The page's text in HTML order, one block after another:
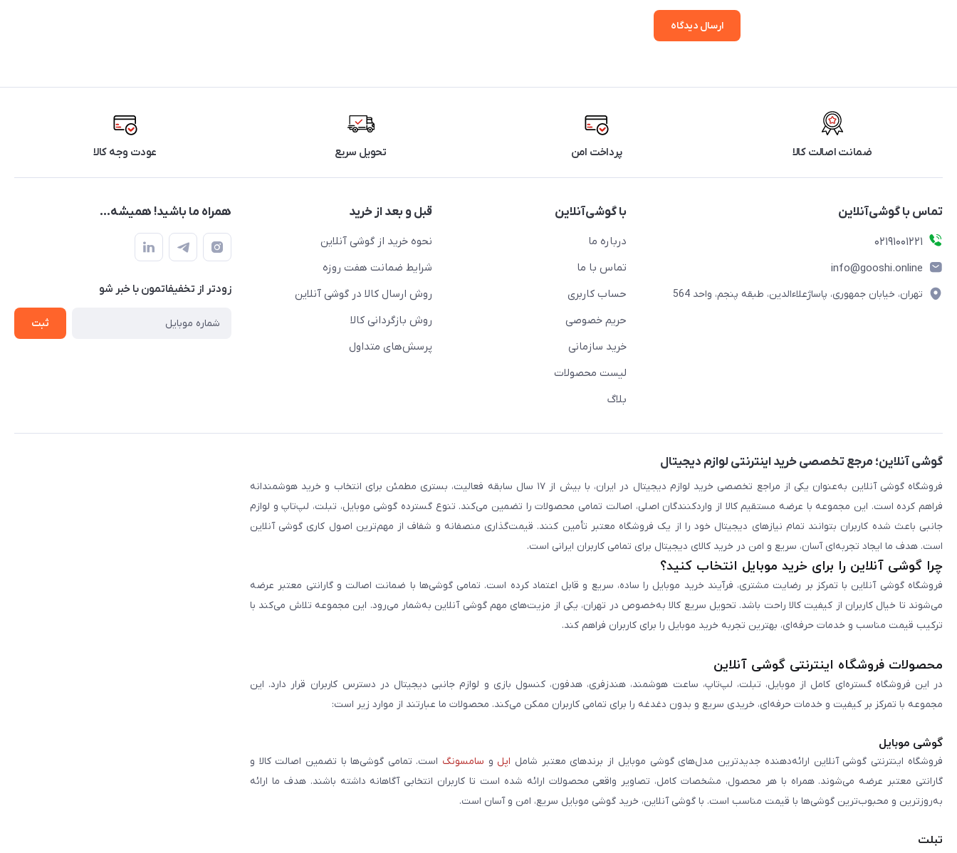
ارسال دیدگاه
ضمانت اصالت کالا پرداخت امن تحویل سریع عودت وجه کالا
تماس با گوشی‌آنلاین
۰۲۱91001221
info@gooshi.online
تهران، خیابان جمهوری، پاساژعلاءالدین، طبقه پنجم، واحد 564
با گوشی‌آنلاین
درباره ما
تماس با ما
حساب کاربری
حریم خصوصی
خرید سازمانی
لیست محصولات
بلاگ
قبل و بعد از خرید
نحوه خرید از گوشی آنلاین
شرایط ضمانت هفت روزه
روش ارسال کالا در گوشی آنلاین
روش بازگردانی کالا
پرسش‌های متداول
همراه ما باشید! همیشه...
زودتر از تخفیفاتمون با خبر شو
ثبت
گوشی آنلاین؛ مرجع تخصصی خرید اینترنتی لوازم دیجیتال
فروشگاه گوشی آنلاین به‌عنوان یکی از مراجع تخصصی خرید لوازم دیجیتال در ایران، با بیش از ۱۷ سال سابقه فعالیت، بستری مطمئن برای انتخاب و خرید هوشمندانه
فراهم کرده است. این مجموعه با عرضه مستقیم کالا از واردکنندگان اصلی، اصالت تمامی محصولات را تضمین می‌کند. تنوع گسترده گوشی موبایل، تبلت، لپ‌تاپ و لوازم
جانبی باعث شده کاربران بتوانند تمام نیازهای دیجیتال خود را از یک فروشگاه معتبر تأمین کنند. قیمت‌گذاری منصفانه و شفاف از مهم‌ترین اصول کاری گوشی آنلاین
است. هدف ما ایجاد تجربه‌ای آسان، سریع و امن در خرید کالای دیجیتال برای تمامی کاربران ایرانی است.
چرا گوشی آنلاین را برای خرید موبایل انتخاب کنید؟
فروشگاه گوشی آنلاین با تمرکز بر رضایت مشتری، فرآیند خرید موبایل را ساده، سریع و قابل اعتماد کرده است. تمامی گوشی‌ها با ضمانت اصالت و گارانتی معتبر عرضه
می‌شوند تا خیال کاربران از کیفیت کالا راحت باشد. تحویل سریع کالا به‌خصوص در تهران، یکی از مزیت‌های مهم گوشی آنلاین به‌شمار می‌رود. این مجموعه تلاش می‌کند با
ترکیب قیمت مناسب و خدمات حرفه‌ای، بهترین تجربه خرید موبایل را برای کاربران فراهم کند.
محصولات فروشگاه اینترنتی گوشی آنلاین
در این فروشگاه گستره‌ای کامل از موبایل، تبلت، لپ‌تاپ، ساعت هوشمند، هندزفری، هدفون، کنسول بازی و لوازم جانبی دیجیتال در دسترس کاربران قرار دارد. این
مجموعه با تمرکز بر کیفیت و خدمات حرفه‌ای، خریدی سریع و بدون دغدغه را برای تمامی کاربران ممکن می‌کند. محصولات ما عبارتند از موارد زیر است:
گوشی موبایل
فروشگاه اینترنتی گوشی آنلاین ارائه‌دهنده جدیدترین مدل‌های گوشی موبایل از برندهای معتبر شامل اپل و سامسونگ است. تمامی گوشی‌ها با تضمین اصالت کالا و
گارانتی معتبر عرضه می‌شوند. همراه با هر محصول، مشخصات کامل، تصاویر واقعی محصولات ارائه شده است تا کاربران انتخابی آگاهانه داشته باشند. هدف ما ارائه
به‌روزترین و محبوب‌ترین گوشی‌ها با قیمت مناسب است. با گوشی آنلاین، خرید گوشی موبایل سریع، امن و آسان است.
تبلت